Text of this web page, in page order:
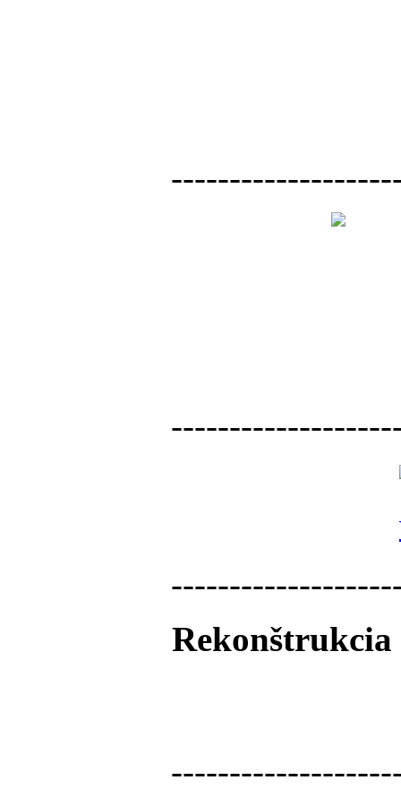
Rekonštrukcia